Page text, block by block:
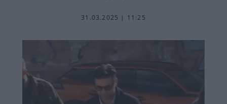
31.03.2025 | 11:25